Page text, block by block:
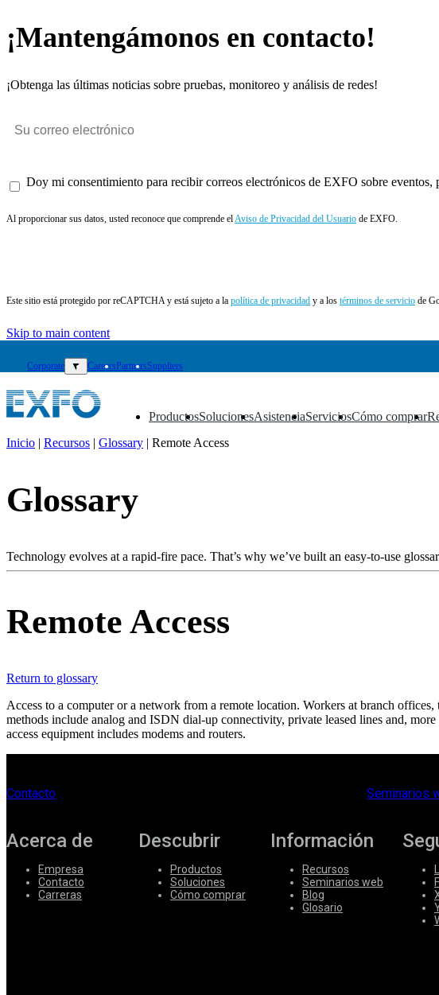
¡Mantengámonos en contacto!
¡Obtenga las últimas noticias sobre pruebas, monitoreo y análisis de redes!
Doy mi consentimiento para recibir correos electrónicos de EXFO sobre eventos,
Al proporcionar sus datos, usted reconoce que comprende elAviso de Privacidad del Usuario de EXFO.
Este sitio está protegido por reCAPTCHA y está sujeto a la política de privacidad y a los términos de servicio de
Skip to main content
Corporate ▼ CareersPartnersSuppliers
Productos
▼ Soluciones
▼ Asistencia
▼ Servicios
▼ Cómo comprar
▼ ▼
Productos
Soluciones
Cómo
Contacto
RegisterLogin
Corporate
Careers
Partners
Suppliers
Inicio | Recursos | Glossary | Remote Access
Glossary
Technology evolves at a rapid-fire pace. That’s why we’ve built an easy-to-use
Remote Access
Return to glossary
Access to a computer or a network from a remote location. Workers at branch
methods include analog and ISDN dial-up connectivity, private leased lines and,
access equipment includes modems and routers.
Contacto Seminarios
Acerca de
Empresa
Contacto
Carreras
Descubrir
Productos
Soluciones
Cómo comprar
Información
Recursos
Seminarios web
Blog
Glosario